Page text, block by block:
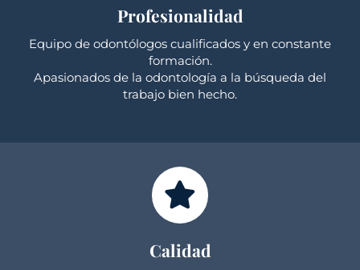
Profesionalidad
Equipo de odontólogos cualificados y en constante
formación.
Apasionados de la odontología a la búsqueda del
trabajo bien hecho.
Calidad